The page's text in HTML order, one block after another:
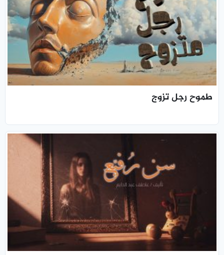
طموح رجل تزوج